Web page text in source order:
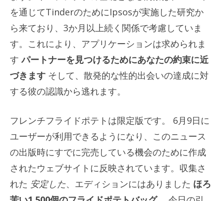
を通じてTinderのためにIpsosが実施した研究か
ら来ており、3か月以上続く関係で考慮していま
す。これにより、アプリケーションは求められま
す パートナーを見つけるためにあなたの約束に近
づきます そして、散発的な性的出会いの達成に対
する彼の認識から逃れます。
フレンチフライドポテトは限定版です。 6月9日に
ユーザーが利用できるようになり、このニュース
の出版時にすでに完売している機会のために作成
されたウェブサイトに反映されています。収集さ
れた 安定した、エディションにはありました ほろ